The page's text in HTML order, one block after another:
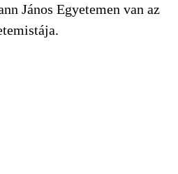
János Egyetemen van az